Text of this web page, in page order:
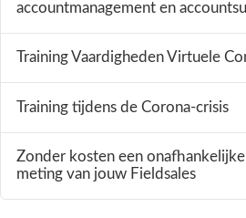
accountmanagement en
Training Vaardigheden Virtuele
Training tijdens de Corona-crisis
Zonder kosten een
meting van jouw Fieldsales